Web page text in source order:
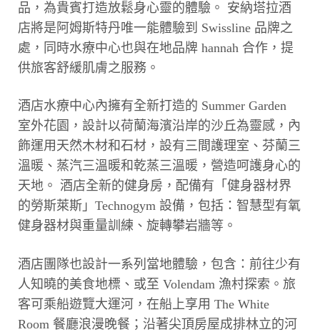
品，為貴賓打造放鬆身心靈的體驗。 安納塔拉酒
店將是阿姆斯特丹唯一能體驗到 Swissline 品牌之
處，同時水療中心也與在地品牌 hannah 合作，提
供旅客舒緩肌膚之服務。
酒店水療中心內擁有全新打造的 Summer Garden
室外花園，設計以荷蘭海濱沿岸的沙丘為靈感，內
飾運用天然木材和石材，設有三間護理室、芬蘭三
溫暖、蒸汽三溫暖和乾蒸三溫暖，營造呵護身心的
天地。 酒店全新的健身房，配備有「健身器材界
的勞斯萊斯」Technogym 設備，包括：智慧型有氧
健身器材與重量訓練、旋轉攀岩牆等。
酒店團隊也設計一系列當地體驗，包含：前往少有
人知曉的美食地標、或至 Volendam 漁村探索。旅
客可乘船遊覽大運河，在船上享用 The White
Room 餐廳浪漫晚餐；沿著尖頂房屋成排林立的河